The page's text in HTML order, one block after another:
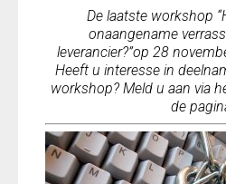
De laatste workshop
onaangename
leverancier?”op 28
Heeft u interesse in
workshop? Meld u aan via
de